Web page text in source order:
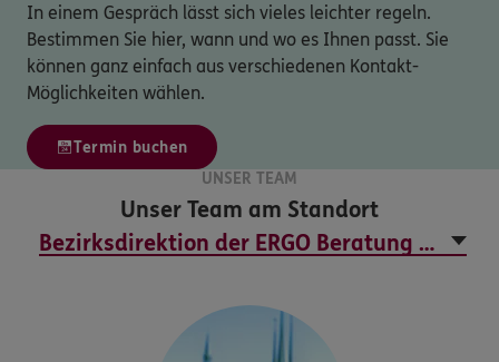
In einem Gespräch lässt sich vieles leichter regeln.
Bestimmen Sie hier, wann und wo es Ihnen passt. Sie
können ganz einfach aus verschiedenen Kontakt-
Möglichkeiten wählen.
Termin buchen
UNSER TEAM
Unser Team am Standort